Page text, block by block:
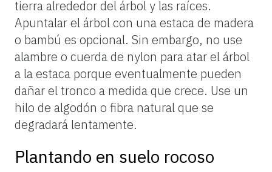
tierra alrededor del árbol y las raíces.
Apuntalar el árbol con una estaca de madera
o bambú es opcional. Sin embargo, no use
alambre o cuerda de nylon para atar el árbol
a la estaca porque eventualmente pueden
dañar el tronco a medida que crece. Use un
hilo de algodón o fibra natural que se
degradará lentamente.
Plantando en suelo rocoso